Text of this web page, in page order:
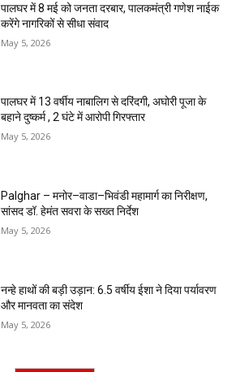
पालघर में 8 मई को जनता दरबार, पालकमंत्री गणेश नाईक
करेंगे नागरिकों से सीधा संवाद
May 5, 2026
पालघर में 13 वर्षीय नाबालिग से दरिंदगी, अघोरी पूजा के
बहाने दुष्कर्म , 2 घंटे में आरोपी गिरफ्तार
May 5, 2026
Palghar – मनोर–वाडा–भिवंडी महामार्ग का निरीक्षण,
सांसद डॉ. हेमंत सवरा के सख्त निर्देश
May 5, 2026
नन्हे हाथों की बड़ी उड़ान: 6.5 वर्षीय ईशा ने दिया पर्यावरण
और मानवता का संदेश
May 5, 2026